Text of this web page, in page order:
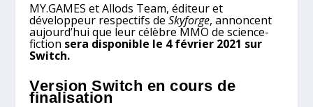
MY.GAMES et Allods Team, éditeur et
développeur respectifs deSkyforge, annoncent
aujourd’hui que leur célèbre MMO de science-
fiction sera disponible le 4 février 2021 sur
Switch.
Version Switch en cours de
finalisation